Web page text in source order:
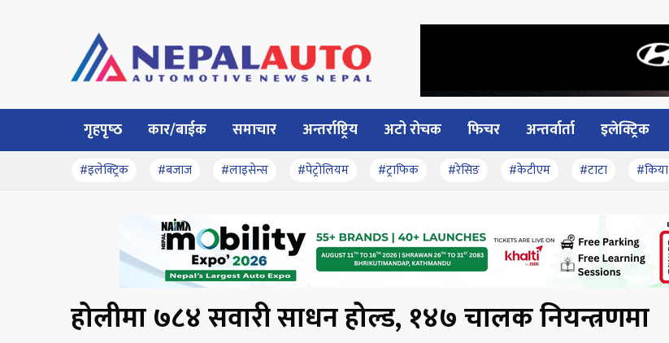
गृहपृष्‍ठ कार/बाईक समाचार अन्तर्राष्ट्रिय अटो रोचक फिचर अन्तर्वार्ता इलेक्ट्रिक
#इलेक्ट्रिक #बजाज #लाइसेन्स #पेट्रोलियम #ट्राफिक #रेसिङ #केटीएम #टाटा #किया
होलीमा ७८४ सवारी साधन होल्ड, १४७ चालक नियन्त्रणमा